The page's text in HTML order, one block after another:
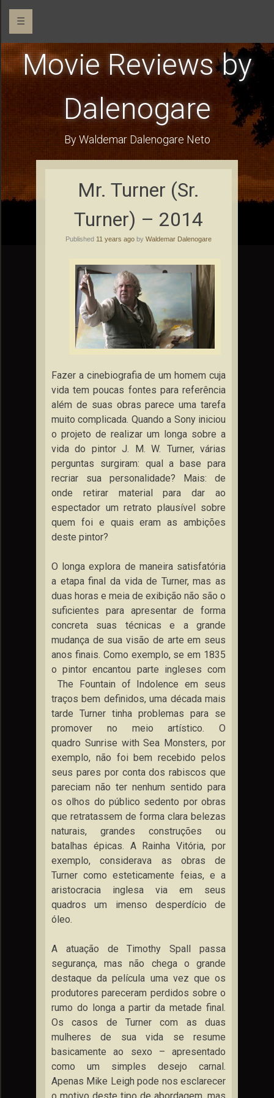
☰
Movie Reviews by
Dalenogare
By Waldemar Dalenogare Neto
Mr. Turner (Sr.
Turner) – 2014
Published 11 years ago by Waldemar Dalenogare
Fazer a cinebiografia de um homem cuja
vida tem poucas fontes para referência
além de suas obras parece uma tarefa
muito complicada. Quando a Sony iniciou
o projeto de realizar um longa sobre a
vida do pintor J. M. W. Turner, várias
perguntas surgiram: qual a base para
recriar sua personalidade? Mais: de
onde retirar material para dar ao
espectador um retrato plausível sobre
quem foi e quais eram as ambições
deste pintor?
O longa explora de maneira satisfatória
a etapa final da vida de Turner, mas as
duas horas e meia de exibição não são o
suficientes para apresentar de forma
concreta suas técnicas e a grande
mudança de sua visão de arte em seus
anos finais. Como exemplo, se em 1835
o pintor encantou parte ingleses com
The Fountain of Indolence em seus
traços bem definidos, uma década mais
tarde Turner tinha problemas para se
promover no meio artístico. O
quadro Sunrise with Sea Monsters, por
exemplo, não foi bem recebido pelos
seus pares por conta dos rabiscos que
pareciam não ter nenhum sentido para
os olhos do público sedento por obras
que retratassem de forma clara belezas
naturais, grandes construções ou
batalhas épicas. A Rainha Vitória, por
exemplo, considerava as obras de
Turner como esteticamente feias, e a
aristocracia inglesa via em seus
quadros um imenso desperdício de
óleo.
A atuação de Timothy Spall passa
segurança, mas não chega o grande
destaque da película uma vez que os
produtores pareceram perdidos sobre o
rumo do longa a partir da metade final.
Os casos de Turner com as duas
mulheres de sua vida se resume
basicamente ao sexo – apresentado
como um simples desejo carnal.
Apenas Mike Leigh pode nos esclarecer